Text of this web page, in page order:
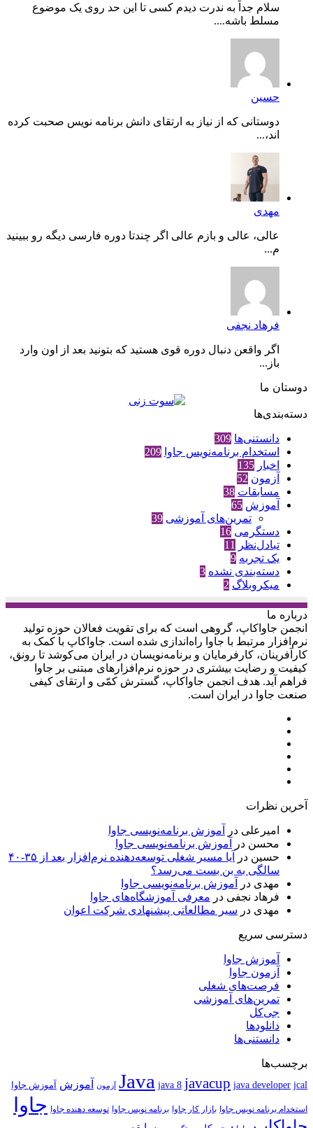
سلام جداً به ندرت دیدم کسی تا این حد روی یک موضوع
مسلط باشه....
حسین
دوستانی که از نیاز به ارتقای دانش برنامه نویس صحبت کرده
اند،...
مهدی
عالی، عالی و بازم عالی اگر چندتا دوره فارسی دیگه رو ببینید
م...
فرهاد نجفی
اگر واقعن دنبال دوره قوی هستید که بتونید بعد از اون وارد
باز...
دوستان ما
دسته‌بندی‌ها
دانستنی‌ها 309
استخدام برنامه‌نویس جاوا 209
اخبار 135
آزمون 52
مسابقات 38
آموزش 65
تمرین‌های آموزشی 39
دستگرمی 16
تبادل‌نظر
11
یک تجربه 9
دسته‌بندی نشده 3
میکروبلاگ 2
درباره‌ ما
انجمن جاواکاپ، گروهی است که برای تقویت فعالان حوزه‌ تولید
نرم‌افزار مرتبط با جاوا راه‌اندازی شده است. جاواکاپ با کمک به
کارآفرینان، کارفرمایان و برنامه‌نویسان در ایران می‌کوشد تا رونق،
کیفیت و رضایت بیشتری در حوزه‌ نرم‌افزارهای مبتنی بر جاوا
فراهم آید. هدف انجمن جاواکاپ، گسترش کمّی و ارتقای کیفی
صنعت جاوا در ایران است.
آخرین نظرات
امیرعلی در
آموزش برنامه‌نویسی جاوا
محسن در
آموزش برنامه‌نویسی جاوا
حسین در
آیا مسیر شغلی توسعه‌دهنده نرم‌افزار بعد از ۳۵-۴۰
سالگی به بن بست می‌رسد؟
مهدی در
آموزش برنامه‌نویسی جاوا
فرهاد نجفی در معرفی آموزشگاه‌های جاوا
مهدی در سیر مطالعاتی پیشنهادی شرکت اعوان
دسترسی سریع
آموزش جاوا
آزمون جاوا
فرصت‌های شغلی
تمرین‌های آموزشی
جی‌کل
دانلودها
دانستنی‌ها
برچسب‌ها
Java java 8 javacup java developer jcal آزمون آموزش آموزش جاوا
استخدام برنامه نویس جاوا بازار کار جاوا برنامه نویس جاوا توسعه دهنده جاوا جاوا